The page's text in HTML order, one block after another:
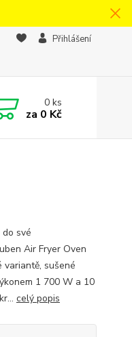
Přihlášení
0ks
za 0 Kč
své
Air Fryer Oven
variantě, sušené
1 700 W a 10
celý popis